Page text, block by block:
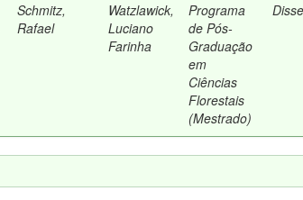
Schmitz,
Rafael
Watzlawick,
Luciano
Farinha
Programa
de Pós-
Graduação
em
Ciências
Florestais
(Mestrado)